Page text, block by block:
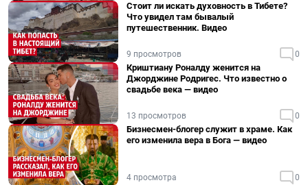
Стоит ли искать духовность в Тибете?
Что увидел там бывалый
путешественник. Видео
9 просмотров 0
Криштиану Роналду женится на
Джорджине Родригес. Что известно о
свадьбе века — видео
13 просмотров 0
Бизнесмен-блогер служит в храме. Как
его изменила вера в Бога — видео
4 просмотра 0